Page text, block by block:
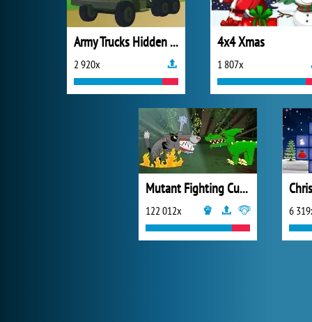
Army Trucks Hidden Letters
2 920x
4x4 Xmas
1 807x
Mutant Fighting Cup 2016
122 012x 6